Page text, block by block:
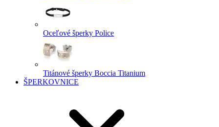
Oceľové šperky Police
Titánové šperky Boccia Titanium
ŠPERKOVNICE